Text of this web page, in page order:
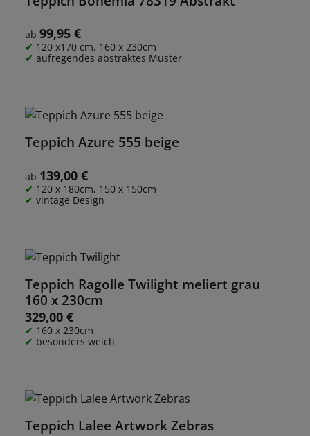
Regulärer Preis:
ab 99,95 €
120 x170 cm, 160 x 230cm
aufregendes abstraktes Muster
Teppich Azure 555 beige
Regulärer Preis:
ab 139,00 €
120 x 180cm, 150 x 150cm
vintage Design
Teppich Ragolle Twilight meliert grau
160 x 230cm
Regulärer Preis:
329,00 €
160 x 230cm
besonders weich
Teppich Lalee Artwork Zebras